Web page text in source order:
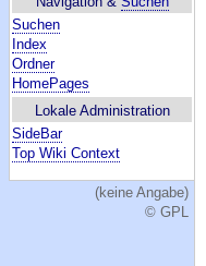
Suchen
Index
Ordner
HomePages
Lokale Administration
SideBar
Top Wiki Context
(keine Angabe)
© GPL